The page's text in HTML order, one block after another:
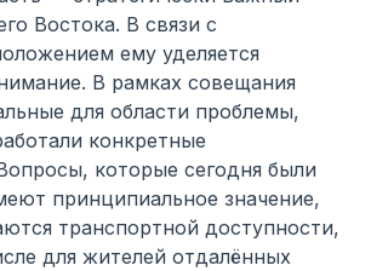
Востока. В связи с
ему уделяется
В рамках совещания
для области проблемы,
конкретные
которые сегодня были
принципиальное значение,
транспортной доступности,
для жителей отдалённых